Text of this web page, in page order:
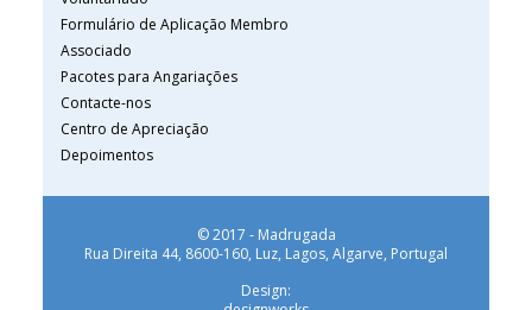
Formulário de Aplicação Membro
Associado
Pacotes para Angariações
Contacte-nos
Centro de Apreciação
Depoimentos
© 2017 - Madrugada
Rua Direita 44, 8600-160, Luz, Lagos, Algarve, Portugal
Design: